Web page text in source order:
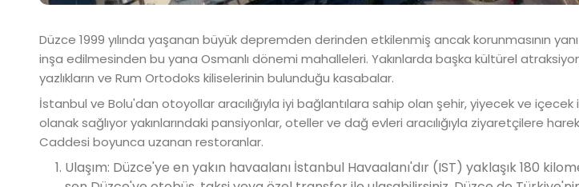
Düzce 1999 yılında yaşanan büyük depremden derinden etkilenmiş ancak korunmasının
inşa edilmesinden bu yana Osmanlı dönemi mahalleleri. Yakınlarda başka kültürel
yazlıkların ve Rum Ortodoks kiliselerinin bulunduğu kasabalar.
İstanbul ve Bolu'dan otoyollar aracılığıyla iyi bağlantılara sahip olan şehir, yiyecek ve içecek
olanak sağlıyor yakınlarındaki pansiyonlar, oteller ve dağ evleri aracılığıyla ziyaretçilere
Caddesi boyunca uzanan restoranlar.
Ulaşım: Düzce'ye en yakın havaalanı İstanbul Havaalanı'dır (IST) yaklaşık 180